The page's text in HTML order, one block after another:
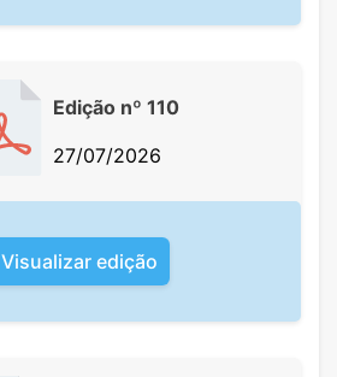
Edição nº 110
27/07/2026
Visualizar edição